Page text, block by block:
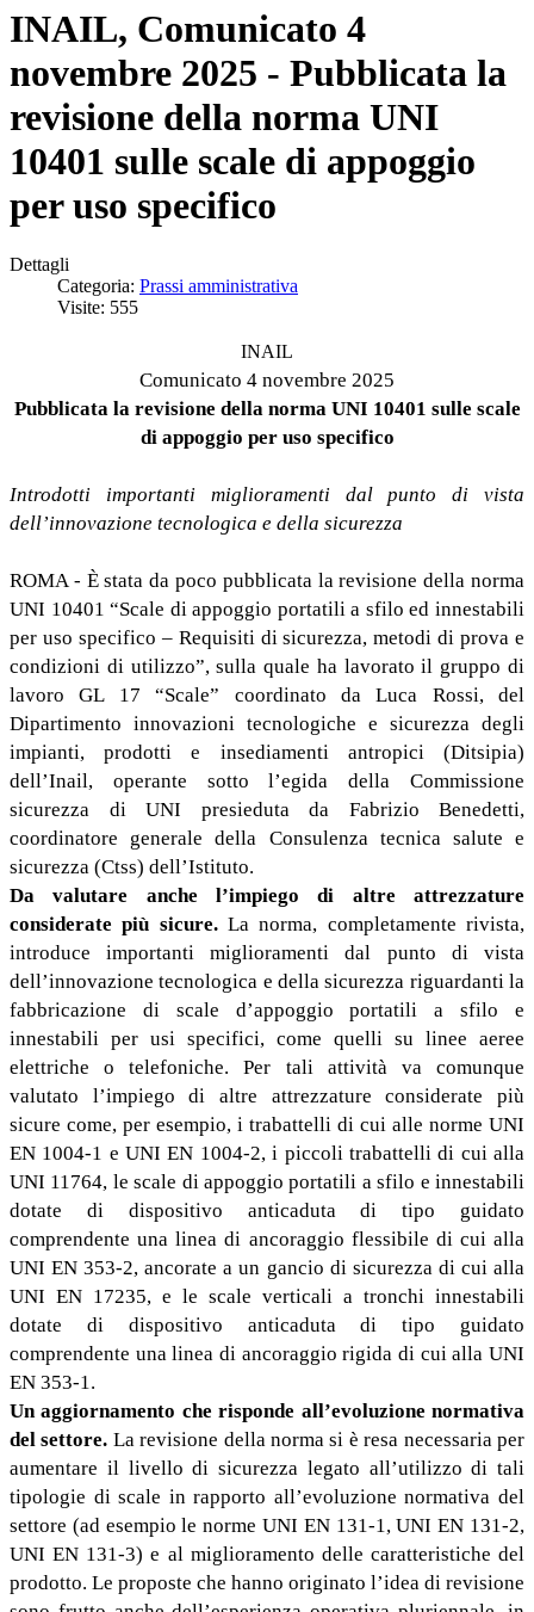
INAIL, Comunicato 4
novembre 2025 - Pubblicata la
revisione della norma UNI
10401 sulle scale di appoggio
per uso specifico
Dettagli
Categoria: Prassi amministrativa
Visite: 555
INAIL
Comunicato 4 novembre 2025
Pubblicata la revisione della norma UNI 10401 sulle scale
di appoggio per uso specifico
Introdotti importanti miglioramenti dal punto di vista
dell’innovazione tecnologica e della sicurezza
ROMA - È stata da poco pubblicata la revisione della norma
UNI 10401 “Scale di appoggio portatili a sfilo ed innestabili
per uso specifico – Requisiti di sicurezza, metodi di prova e
condizioni di utilizzo”, sulla quale ha lavorato il gruppo di
lavoro GL 17 “Scale” coordinato da Luca Rossi, del
Dipartimento innovazioni tecnologiche e sicurezza degli
impianti, prodotti e insediamenti antropici (Ditsipia)
dell’Inail, operante sotto l’egida della Commissione
sicurezza di UNI presieduta da Fabrizio Benedetti,
coordinatore generale della Consulenza tecnica salute e
sicurezza (Ctss) dell’Istituto.
Da valutare anche l’impiego di altre attrezzature
considerate più sicure.La norma, completamente rivista,
introduce importanti miglioramenti dal punto di vista
dell’innovazione tecnologica e della sicurezza riguardanti la
fabbricazione di scale d’appoggio portatili a sfilo e
innestabili per usi specifici, come quelli su linee aeree
elettriche o telefoniche. Per tali attività va comunque
valutato l’impiego di altre attrezzature considerate più
sicure come, per esempio, i trabattelli di cui alle norme UNI
EN 1004-1 e UNI EN 1004-2, i piccoli trabattelli di cui alla
UNI 11764, le scale di appoggio portatili a sfilo e innestabili
dotate di dispositivo anticaduta di tipo guidato
comprendente una linea di ancoraggio flessibile di cui alla
UNI EN 353-2, ancorate a un gancio di sicurezza di cui alla
UNI EN 17235, e le scale verticali a tronchi innestabili
dotate di dispositivo anticaduta di tipo guidato
comprendente una linea di ancoraggio rigida di cui alla UNI
EN 353-1.
Un aggiornamento che risponde all’evoluzione normativa
del settore. La revisione della norma si è resa necessaria per
aumentare il livello di sicurezza legato all’utilizzo di tali
tipologie di scale in rapporto all’evoluzione normativa del
settore (ad esempio le norme UNI EN 131-1, UNI EN 131-2,
UNI EN 131-3) e al miglioramento delle caratteristiche del
prodotto. Le proposte che hanno originato l’idea di revisione